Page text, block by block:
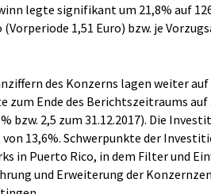
legte signifikant um 21,8% auf
1,51 Euro) bzw. je
des Konzerns lagen weiter auf
Ende des Berichtszeitraums auf
bzw. 2,5 zum 31.12.2017). Die
13,6%. Schwerpunkte der
in Puerto Rico, in dem Filter und
und Erweiterung der